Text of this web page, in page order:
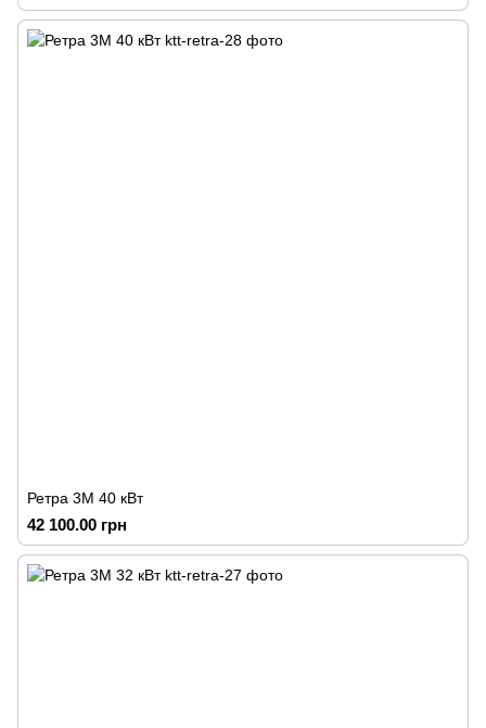
Ретра 3М 40 кВт
42 100.00 грн